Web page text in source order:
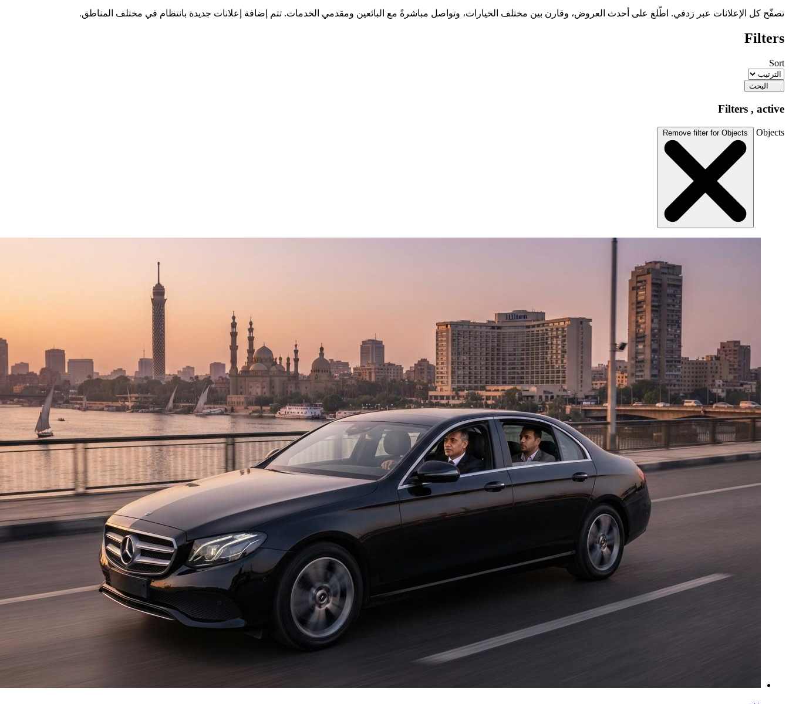
تصفّح كل الإعلانات عبر زدفي. اطّلع على أحدث العروض، وقارن بين مختلف الخيارات، وتواصل مباشرةً مع البائعين ومقدمي الخدمات. تتم إضافة إعلانات جديدة بانتظام في مختلف المناطق.
Filters
Sort
البحث
Filters , active
Objects
Remove filter for Objects